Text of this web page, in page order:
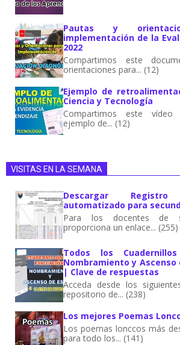
Pautas y
implementación de la
2022
Compartimos este
orientaciones para... (12)
Ejemplo de
Ciencia y Tecnología
Compartimos este
ejemplo de... (12)
VISITAS EN LA SEMANA
Descargar
automatizado para
Para los docentes de
proporciona un enlace... (255)
Todos los
Nombramiento y Ascenso
| Clave de respuestas
Acceda desde los
repositorio de... (238)
Los mejores Poemas
Los poemas lonccos más
para todo los... (141)